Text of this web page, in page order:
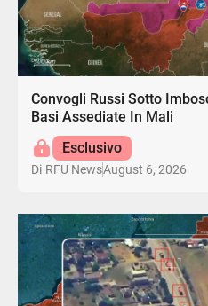
Convogli Russi Sotto
Basi Assediate In Mali
Esclusivo
Di RFU NewsAugust 6, 2026